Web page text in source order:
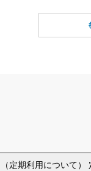
定期利用について）